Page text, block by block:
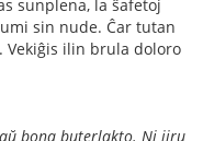
sunplena, la ŝafetoj
sin nude. Ĉar tutan
ilin brula doloro
bona buterlakto. Ni jiru